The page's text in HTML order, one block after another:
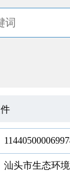
汕头市生态环